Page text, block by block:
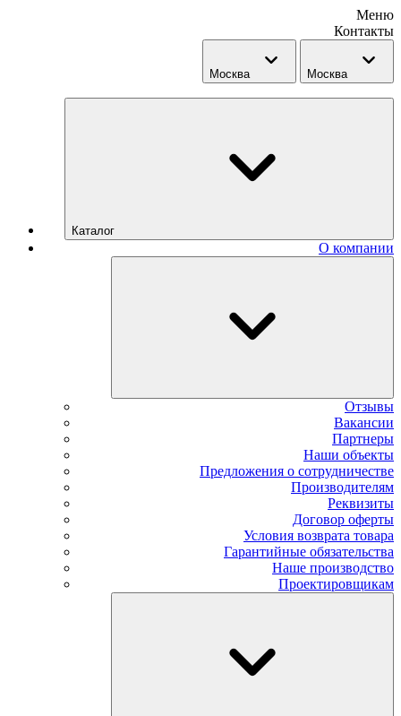
Меню
Контакты
Москва Москва
Каталог
О компании
Отзывы
Вакансии
Партнеры
Наши объекты
Предложения о сотрудничестве
Производителям
Реквизиты
Договор оферты
Условия возврата товара
Гарантийные обязательства
Наше производство
Проектировщикам